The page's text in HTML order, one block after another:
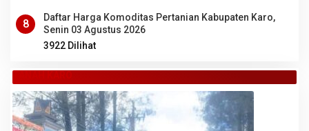
8
Daftar Harga Komoditas Pertanian Kabupaten Karo,
Senin 03 Agustus 2026
3922 Dilihat
TANAH KARO